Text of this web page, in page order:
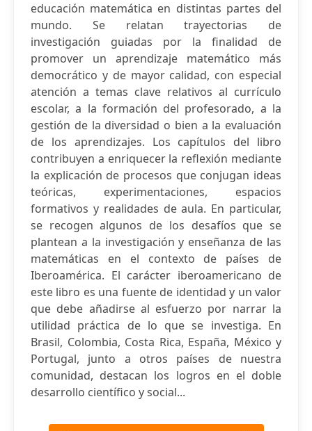
educación matemática en distintas partes del
mundo. Se relatan trayectorias de
investigación guiadas por la finalidad de
promover un aprendizaje matemático más
democrático y de mayor calidad, con especial
atención a temas clave relativos al currículo
escolar, a la formación del profesorado, a la
gestión de la diversidad o bien a la evaluación
de los aprendizajes. Los capítulos del libro
contribuyen a enriquecer la reflexión mediante
la explicación de procesos que conjugan ideas
teóricas, experimentaciones, espacios
formativos y realidades de aula. En particular,
se recogen algunos de los desafíos que se
plantean a la investigación y enseñanza de las
matemáticas en el contexto de países de
Iberoamérica. El carácter iberoamericano de
este libro es una fuente de identidad y un valor
que debe añadirse al esfuerzo por narrar la
utilidad práctica de lo que se investiga. En
Brasil, Colombia, Costa Rica, España, México y
Portugal, junto a otros países de nuestra
comunidad, destacan los logros en el doble
desarrollo científico y social...